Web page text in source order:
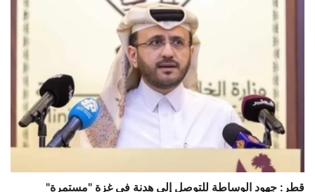
قطر: جهود الوساطة للتوصل إلى هدنة في غزة "مستمرة"